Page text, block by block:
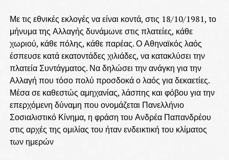
Με τις εθνικές εκλογές να είναι κοντά, στις 18/10/1981, το
μήνυμα της Αλλαγής δυνάμωνε στις πλατείες, κάθε
χωριού, κάθε πόλης, κάθε παρέας. Ο Αθηναϊκός λαός
έσπευσε κατά εκατοντάδες χιλιάδες, να κατακλύσει την
πλατεία Συντάγματος. Να δηλώσει την ανάγκη για την
Αλλαγή που τόσο πολύ προσδοκά ο λαός για δεκαετίες.
Μέσα σε καθεστώς αμηχανίας, λάσπης και φόβου για την
επερχόμενη δύναμη που ονομάζεται Πανελλήνιο
Σοσιαλιστικό Κίνημα, η φράση του Ανδρέα Παπανδρέου
στις αρχές της ομιλίας του ήταν ενδεικτική του κλίματος
των ημερών